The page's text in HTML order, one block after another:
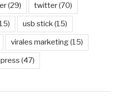
(29) twitter(70)
usb stick(15)
virales marketing(15)
(47)